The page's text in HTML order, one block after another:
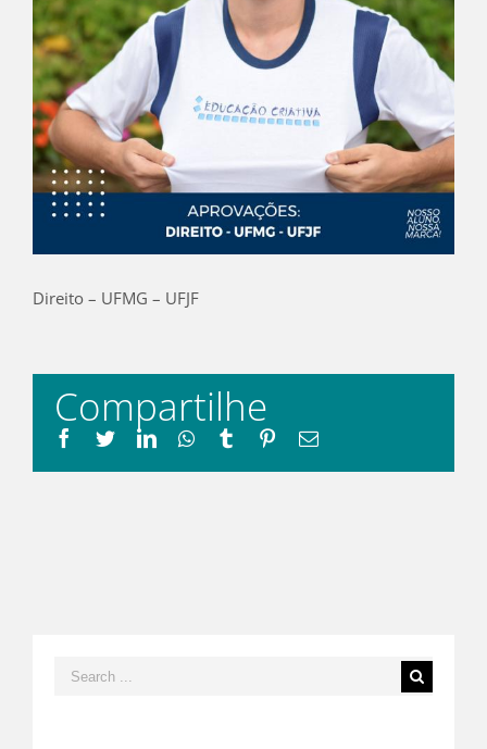
Direito – UFMG – UFJF
Compartilhe
Facebook
TwitterLinkedInWhatsapp
TumblrPinterestEmail
Search
for: